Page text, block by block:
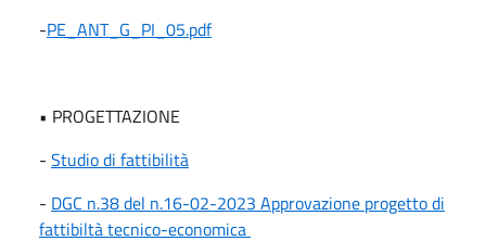
-PE_ANT_G_PI_05.pdf
• PROGETTAZIONE
- Studio di fattibilità
- DGC n.38 del n.16-02-2023 Approvazione progetto di
fattibiltà tecnico-economica